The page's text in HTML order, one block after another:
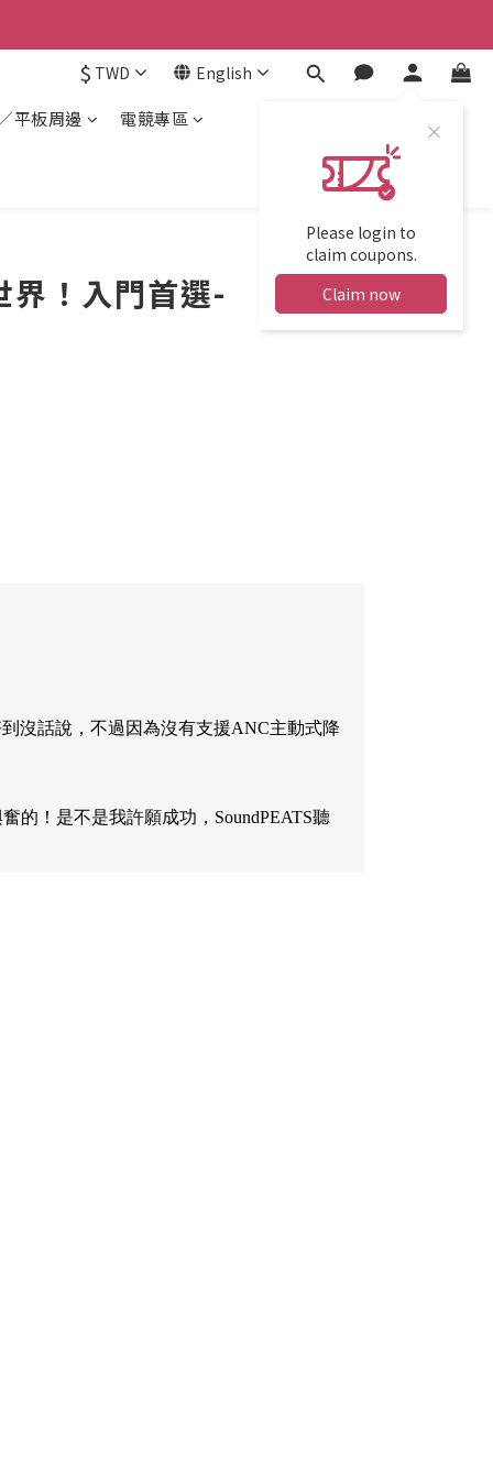
$ TWD English
Please login to
claim coupons.
Claim now
平板周邊
電競專區
界！入門首選-
沒話說，不過因為沒有支援ANC主動式降
的！是不是我許願成功，SoundPEATS聽